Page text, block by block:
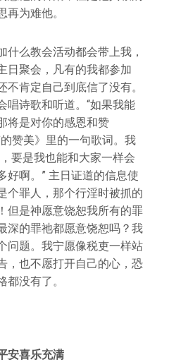
再为难他。
什么教会活动都会带上我，
日聚会，凡有的我都参加
不肯定自己到底信了没有。
唱诗歌和听道。“如果我能
将是对你的感恩和赞
赞美》里的一句歌词。我
要是我也能和大家一样会
好啊。” 主日证道的信息使
个罪人，那个行淫时被抓的
但是神愿意饶恕我所有的罪
深的罪祂都愿意饶恕吗？我
问题。我宁愿像税吏一样站
，也不愿打开自己的心，恐
都没有了。
安喜乐充满